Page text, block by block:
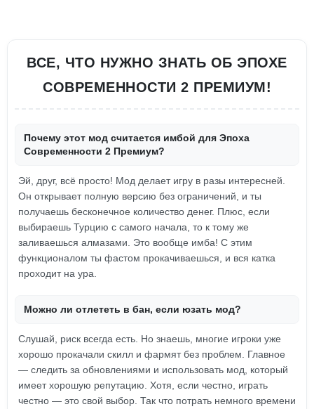
ВСЕ, ЧТО НУЖНО ЗНАТЬ ОБ ЭПОХЕ
СОВРЕМЕННОСТИ 2 ПРЕМИУМ!
Почему этот мод считается имбой для Эпоха
Современности 2 Премиум?
Эй, друг, всё просто! Мод делает игру в разы интересней.
Он открывает полную версию без ограничений, и ты
получаешь бесконечное количество денег. Плюс, если
выбираешь Турцию с самого начала, то к тому же
заливаешься алмазами. Это вообще имба! С этим
функционалом ты фастом прокачиваешься, и вся катка
проходит на ура.
Можно ли отлететь в бан, если юзать мод?
Слушай, риск всегда есть. Но знаешь, многие игроки уже
хорошо прокачали скилл и фармят без проблем. Главное
— следить за обновлениями и использовать мод, который
имеет хорошую репутацию. Хотя, если честно, играть
честно — это свой выбор. Так что потрать немного времени